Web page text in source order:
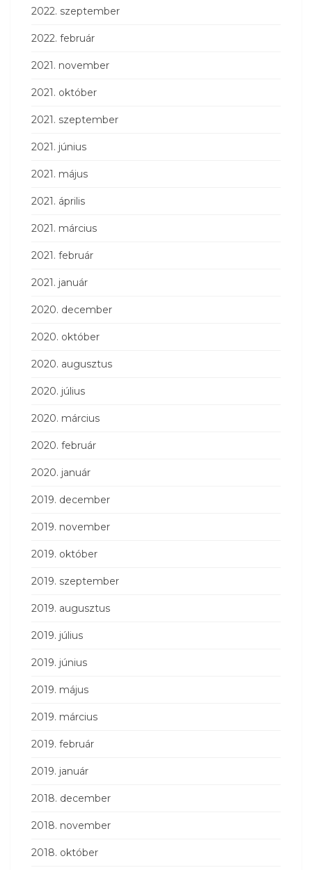
2022. szeptember
2022. február
2021. november
2021. október
2021. szeptember
2021. június
2021. május
2021. április
2021. március
2021. február
2021. január
2020. december
2020. október
2020. augusztus
2020. július
2020. március
2020. február
2020. január
2019. december
2019. november
2019. október
2019. szeptember
2019. augusztus
2019. július
2019. június
2019. május
2019. március
2019. február
2019. január
2018. december
2018. november
2018. október